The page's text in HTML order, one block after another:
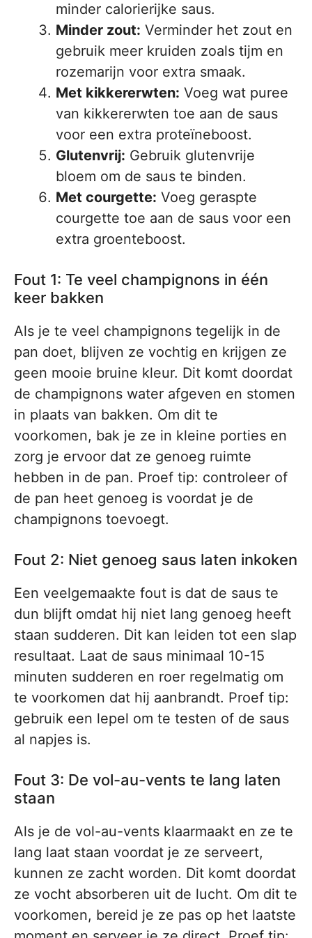
minder calorierijke saus.
Minder zout: Verminder het zout en
gebruik meer kruiden zoals tijm en
rozemarijn voor extra smaak.
Met kikkererwten: Voeg wat puree
van kikkererwten toe aan de saus
voor een extra proteïneboost.
Glutenvrij: Gebruik glutenvrije
bloem om de saus te binden.
Met courgette: Voeg geraspte
courgette toe aan de saus voor een
extra groenteboost.
Fout 1: Te veel champignons in één
keer bakken
Als je te veel champignons tegelijk in de
pan doet, blijven ze vochtig en krijgen ze
geen mooie bruine kleur. Dit komt doordat
de champignons water afgeven en stomen
in plaats van bakken. Om dit te
voorkomen, bak je ze in kleine porties en
zorg je ervoor dat ze genoeg ruimte
hebben in de pan. Proef tip: controleer of
de pan heet genoeg is voordat je de
champignons toevoegt.
Fout 2: Niet genoeg saus laten inkoken
Een veelgemaakte fout is dat de saus te
dun blijft omdat hij niet lang genoeg heeft
staan sudderen. Dit kan leiden tot een slap
resultaat. Laat de saus minimaal 10-15
minuten sudderen en roer regelmatig om
te voorkomen dat hij aanbrandt. Proef tip:
gebruik een lepel om te testen of de saus
al napjes is.
Fout 3: De vol-au-vents te lang laten
staan
Als je de vol-au-vents klaarmaakt en ze te
lang laat staan voordat je ze serveert,
kunnen ze zacht worden. Dit komt doordat
ze vocht absorberen uit de lucht. Om dit te
voorkomen, bereid je ze pas op het laatste